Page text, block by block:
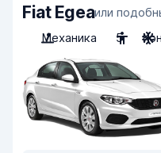
Fiat Egeaили
Механика
5